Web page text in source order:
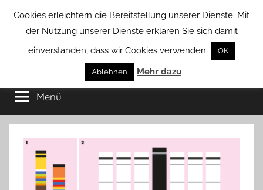
Borstel
von
Groß
Borstel
Menü
Cookies erleichtern die Bereitstellung unserer Dienste. Mit
der Nutzung unserer Dienste erklären Sie sich damit
einverstanden, dass wir Cookies verwenden.
OK
Ablehnen Mehr dazu